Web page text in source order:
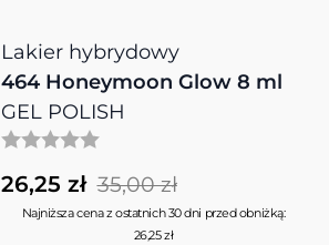
Lakier hybrydowy
464 Honeymoon Glow 8 ml
GEL POLISH
26,25 zł 35,00 zł
Najniższa cena z ostatnich 30 dni przed obniżką:
26,25 zł